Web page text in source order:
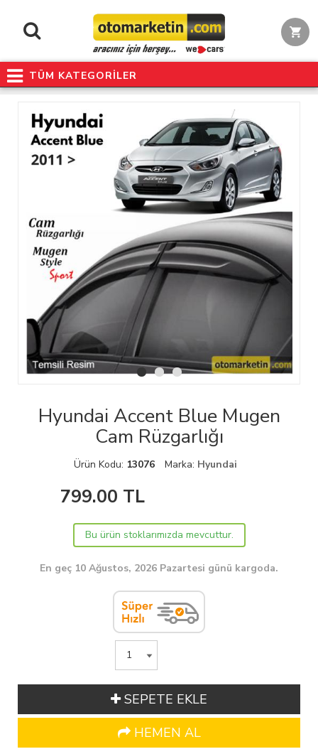
TÜM KATEGORİLER
Hyundai Accent Blue Mugen
Cam Rüzgarlığı
Ürün Kodu: 13076 Marka: Hyundai
799.00 TL
Bu ürün stoklarımızda mevcuttur.
En geç 10 Ağustos, 2026 Pazartesi günü kargoda.
SEPETE EKLE
HEMEN AL